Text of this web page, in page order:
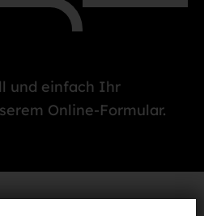
und einfach Ihr
Online-Formular.